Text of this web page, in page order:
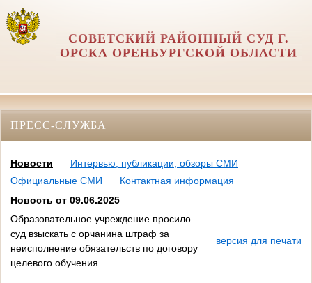
СОВЕТСКИЙ РАЙОННЫЙ СУД Г.
ОРСКА ОРЕНБУРГСКОЙ ОБЛАСТИ
ПРЕСС-СЛУЖБА
Новости
Интервью, публикации, обзоры СМИ
Официальные СМИ
Контактная информация
Новость от 09.06.2025
Образовательное учреждение просило
суд взыскать с орчанина штраф за
неисполнение обязательств по договору
целевого обучения
версия для печати